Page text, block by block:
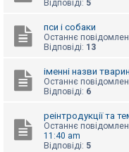
Відповіді: 5
пси і собаки
Останнє
Відповіді: 13
іменні назви
Останнє
Відповіді: 6
реінтродукції та
Останнє
11:40 am
Відповіді: 5